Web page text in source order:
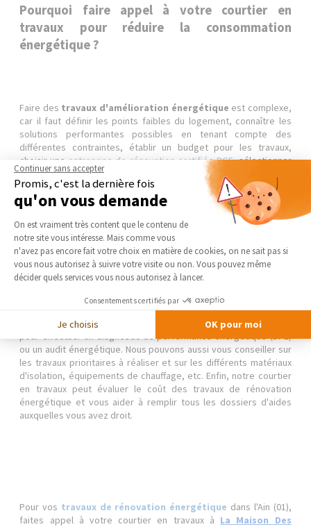
Pourquoi faire appel à votre courtier en
travaux pour réduire la consommation
énergétique ?
Faire des travaux d'amélioration énergétique est complexe,
car il faut définir les points faibles du logement, connaître les
solutions performantes possibles en tenant compte des
différentes contraintes, établir un budget pour les travaux,
choisir une entreprise de rénovation certifiée RGE, sélectionner
le devis travaux au meilleur prix et les matériaux, suivre le
chantier, demander les aides auxquelles on a droit… Autant de
compétences transversales que possède votrecourtier en
travaux
Confier le projet de travaux énergétiques au courtier en
travaux vous garantit unaccompagnement sur mesurede A à
Z, un gain de temps et d'argent significatif, un chantier plus
serein… En effet, notre expert dispose d'un
professionnel localpermettant de choisir les artisans qualifiés
et disponibles les plus à même de faire les travaux nécessaires
avec un devis attractif et de solliciter un diagnosticien agréé
pour effectuer un diagnostic de performance énergétique (DPE)
ou un audit énergétique. Nous pouvons aussi vous conseiller sur
les travaux prioritaires à réaliser et sur les différents matériaux
d'isolation, équipements de chauffage, etc. Enfin, notre courtier
en travaux peut évaluer le coût des travaux de rénovation
énergétique et vous aider à remplir tous les dossiers d'aides
auxquelles vous avez droit.
Pour vos travaux de rénovation énergétique dans l'Ain (01),
faites appel à votre courtier en travaux à La Maison Des
Continuer sans accepter
Promis, c'est la dernière fois
qu'on vous demande
Plateforme de Gestion du
On est vraiment très content que le contenu de
notre site vous intéresse. Mais comme vous
n'avez pas encore fait votre choix en matière de cookies, on ne sait pas si
vous nous autorisez à suivre votre visite ou non. Vous pouvez même
décider quels services vous nous autorisez à lancer.
Consentements certifiés par
Je choisis OK pour moi
Axeptio consent